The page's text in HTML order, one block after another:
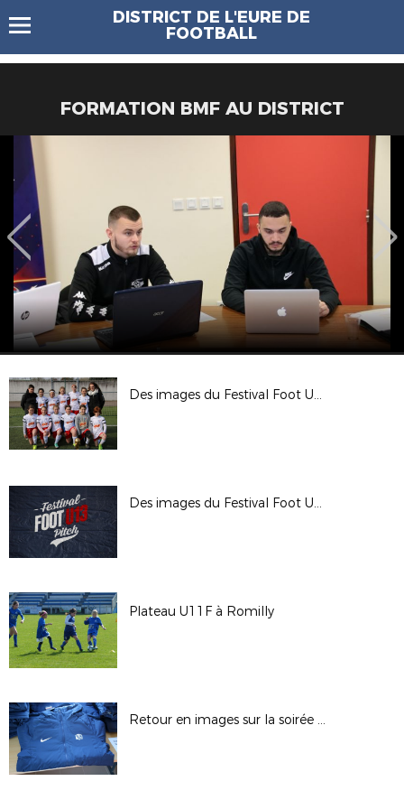
DISTRICT DE L'EURE DE
FOOTBALL
FORMATION BMF AU DISTRICT
Des images du Festival Foot U13 féminin
Des images du Festival Foot U13
Plateau U11F à Romilly
Retour en images sur la soirée des bénévoles